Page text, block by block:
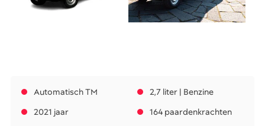
Automatisch TM
2,7 liter | Benzine
2021 jaar
164 paardenkrachten